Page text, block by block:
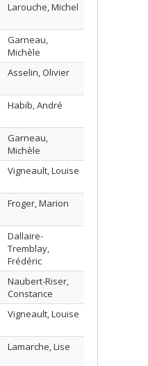
Larouche, Michel
Garneau,
Michèle
Asselin, Olivier
Habib, André
Garneau,
Michèle
Vigneault, Louise
Froger, Marion
Dallaire-
Tremblay,
Frédéric
Naubert-Riser,
Constance
Vigneault, Louise
Lamarche, Lise